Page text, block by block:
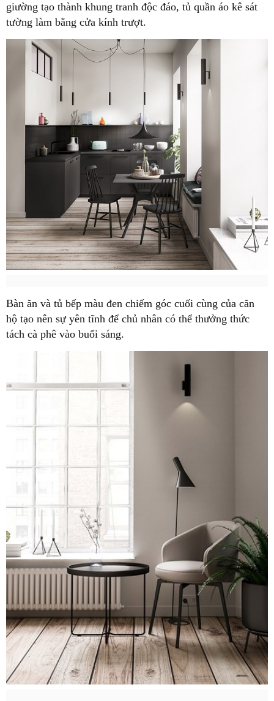
giường tạo thành khung tranh độc đáo, tủ quần áo kê sát
tường làm bằng cửa kính trượt.
Bàn ăn và tủ bếp màu đen chiếm góc cuối cùng của căn
hộ tạo nên sự yên tĩnh để chủ nhân có thể thưởng thức
tách cà phê vào buổi sáng.